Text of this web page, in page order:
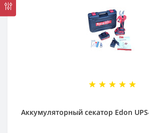
Аккумуляторный секатор Edon